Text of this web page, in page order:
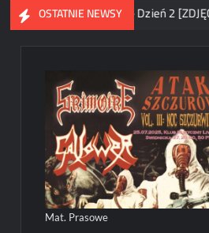
OSTATNIE NEWSY
2026 – Dzień 2 [ZDJĘCIA]
Mat. Prasowe